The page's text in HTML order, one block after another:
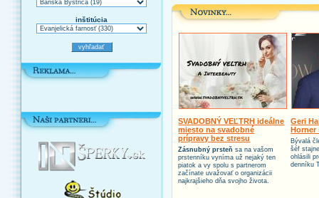
inštitúcia
SVADOBNÝ VEĽTRH ideálne
miesto na svadobné
prípravy bez stresu
Zásnubný prsteň sa na vašom
prstenníku vyníma už nejaký ten
piatok a vy spolu s partnerom
začínate uvažovať o organizácii
najkrajšieho dňa svojho života.
Geri
Horner
Bývalá
šéf
ohlásili
denníku